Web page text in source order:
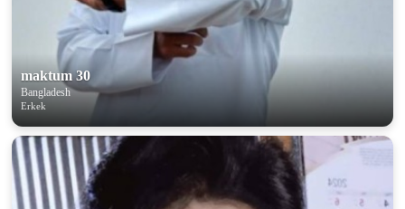
maktum 30
Bangladesh
Erkek